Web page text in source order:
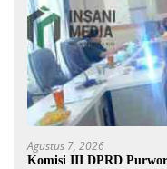
Agustus 7, 2026
Komisi III DPRD